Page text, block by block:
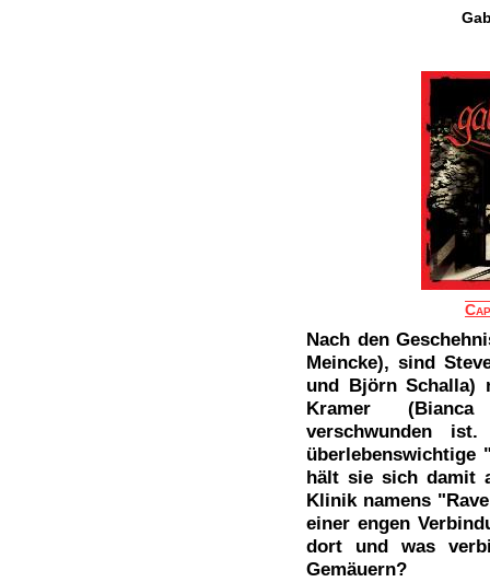
Nach den
Meincke), sind
und Björn Schalla)
Kramer
verschwunden
hält sie sich damit
Klinik namens
einer engen
dort und was
Gemäuern?